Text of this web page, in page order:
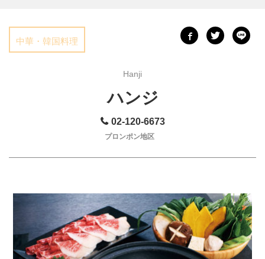
中華・韓国料理
Hanji
ハンジ
02-120-6673
プロンポン地区